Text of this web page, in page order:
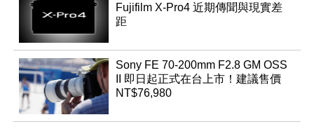
Fujifilm X-Pro4 近期傳聞與現實差
距
Sony FE 70-200mm F2.8 GM OSS
II 即日起正式在台上市！建議售價
NT$76,980